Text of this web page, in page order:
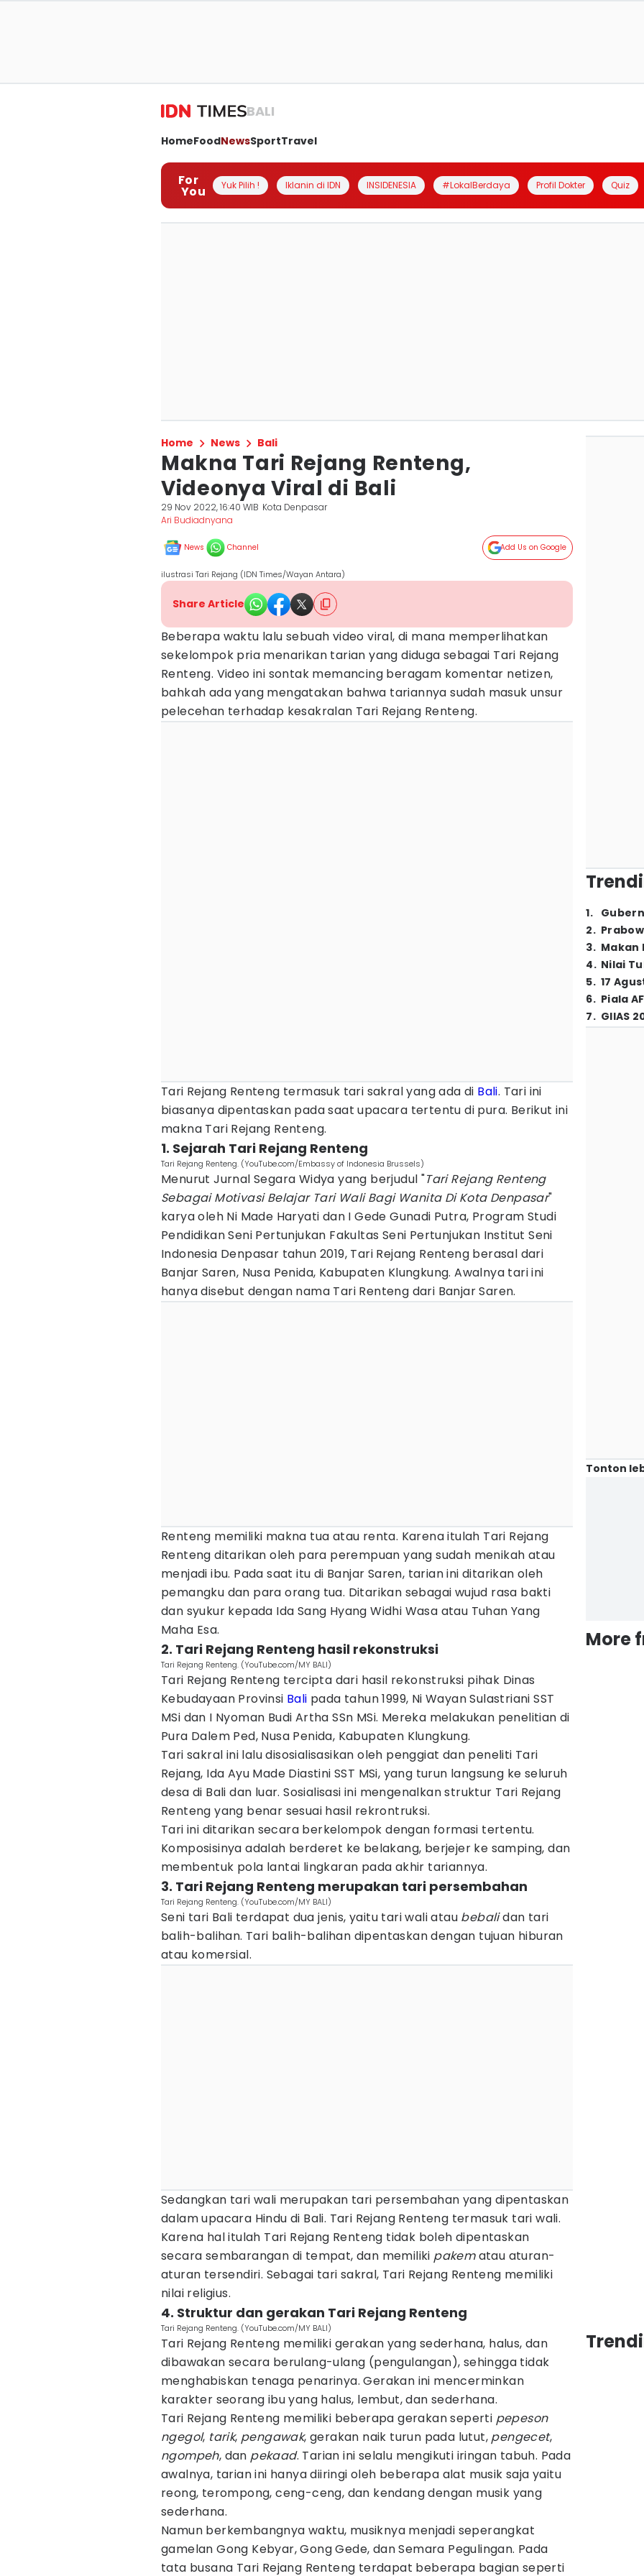
BALI
HomeFoodNewsSportTravel
For
You Yuk Pilih ! Iklanin di IDN INSIDENESIA #LokalBerdaya Profil Dokter Quiz
Home News Bali
Makna Tari Rejang Renteng,
Videonya Viral di Bali
29 Nov 2022, 16:40 WIB Kota Denpasar
Ari Budiadnyana
News Channel Add Us on Google
ilustrasi Tari Rejang (IDN Times/Wayan Antara)
Share Article
Beberapa waktu lalu sebuah video viral, di mana memperlihatkan
sekelompok pria menarikan tarian yang diduga sebagai Tari Rejang
Renteng. Video ini sontak memancing beragam komentar netizen,
bahkah ada yang mengatakan bahwa tariannya sudah masuk unsur
pelecehan terhadap kesakralan Tari Rejang Renteng.
Tari Rejang Renteng termasuk tari sakral yang ada di Bali. Tari ini
biasanya dipentaskan pada saat upacara tertentu di pura. Berikut ini
makna Tari Rejang Renteng.
1. Sejarah Tari Rejang Renteng
Tari Rejang Renteng. (YouTube.com/Embassy of Indonesia Brussels)
Menurut Jurnal Segara Widya yang berjudul "Tari Rejang Renteng
Sebagai Motivasi Belajar Tari Wali Bagi Wanita Di Kota Denpasar"
karya oleh Ni Made Haryati dan I Gede Gunadi Putra, Program Studi
Pendidikan Seni Pertunjukan Fakultas Seni Pertunjukan Institut Seni
Indonesia Denpasar tahun 2019, Tari Rejang Renteng berasal dari
Banjar Saren, Nusa Penida, Kabupaten Klungkung. Awalnya tari ini
hanya disebut dengan nama Tari Renteng dari Banjar Saren.
Renteng memiliki makna tua atau renta. Karena itulah Tari Rejang
Renteng ditarikan oleh para perempuan yang sudah menikah atau
menjadi ibu. Pada saat itu di Banjar Saren, tarian ini ditarikan oleh
pemangku dan para orang tua. Ditarikan sebagai wujud rasa bakti
dan syukur kepada Ida Sang Hyang Widhi Wasa atau Tuhan Yang
Maha Esa.
2. Tari Rejang Renteng hasil rekonstruksi
Tari Rejang Renteng. (YouTube.com/MY BALI)
Tari Rejang Renteng tercipta dari hasil rekonstruksi pihak Dinas
Kebudayaan Provinsi Bali pada tahun 1999, Ni Wayan Sulastriani SST
MSi dan I Nyoman Budi Artha SSn MSi. Mereka melakukan penelitian di
Pura Dalem Ped, Nusa Penida, Kabupaten Klungkung.
Tari sakral ini lalu disosialisasikan oleh penggiat dan peneliti Tari
Rejang, Ida Ayu Made Diastini SST MSi, yang turun langsung ke seluruh
desa di Bali dan luar. Sosialisasi ini mengenalkan struktur Tari Rejang
Renteng yang benar sesuai hasil rekrontruksi.
Tari ini ditarikan secara berkelompok dengan formasi tertentu.
Komposisinya adalah berderet ke belakang, berjejer ke samping, dan
membentuk pola lantai lingkaran pada akhir tariannya.
3. Tari Rejang Renteng merupakan tari persembahan
Tari Rejang Renteng. (YouTube.com/MY BALI)
Seni tari Bali terdapat dua jenis, yaitu tari wali atau bebalidan tari
balih-balihan. Tari balih-balihan dipentaskan dengan tujuan hiburan
atau komersial.
Sedangkan tari wali merupakan tari persembahan yang dipentaskan
dalam upacara Hindu di Bali. Tari Rejang Renteng termasuk tari wali.
Karena hal itulah Tari Rejang Renteng tidak boleh dipentaskan
secara sembarangan di tempat, dan memiliki pakematau aturan-
aturan tersendiri. Sebagai tari sakral, Tari Rejang Renteng memiliki
nilai religius.
4. Struktur dan gerakan Tari Rejang Renteng
Tari Rejang Renteng. (YouTube.com/MY BALI)
Tari Rejang Renteng memiliki gerakan yang sederhana, halus, dan
dibawakan secara berulang-ulang (pengulangan), sehingga tidak
menghabiskan tenaga penarinya. Gerakan ini mencerminkan
karakter seorang ibu yang halus, lembut, dan sederhana.
Tari Rejang Renteng memiliki beberapa gerakan seperti pepeson
ngegol, tarik, pengawak, gerakan naik turun pada lutut, pengecet,
ngompeh, dan pekaad. Tarian ini selalu mengikuti iringan tabuh. Pada
awalnya, tarian ini hanya diiringi oleh beberapa alat musik saja yaitu
reong, terompong, ceng-ceng, dan kendang dengan musik yang
sederhana.
Namun berkembangnya waktu, musiknya menjadi seperangkat
gamelan Gong Kebyar, Gong Gede, dan Semara Pegulingan. Pada
tata busana Tari Rejang Renteng terdapat beberapa bagian seperti
1.
2.
3. Makan
4. Nilai
5. 17
6. Piala
7. GIIAS
Tonton
More